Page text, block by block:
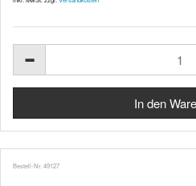
Bestell-Nr. 49127